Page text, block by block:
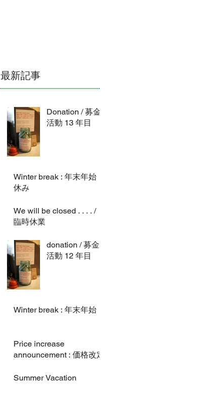
最新記事
Donation / 募金
活動 13 年目
Winter break : 年末年始
休み
We will be closed . . . . /
臨時休業
donation / 募金
活動 12 年目
Winter break : 年末年始
Price increase
announcement : 価格改定
Summer Vacation